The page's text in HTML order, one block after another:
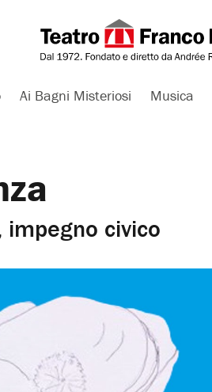
Ai Bagni Misteriosi Musica
impegno civico